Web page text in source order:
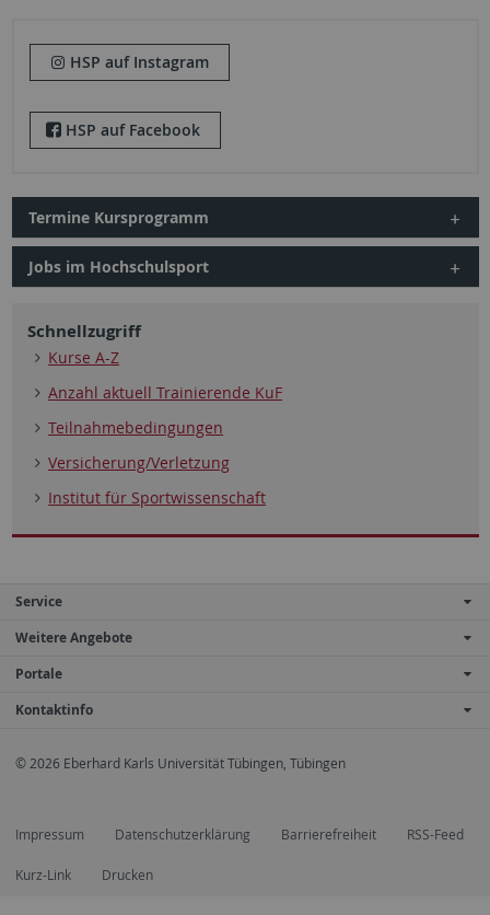
HSP auf Instagram
HSP auf Facebook
Termine Kursprogramm
Jobs im Hochschulsport
Schnellzugriff
Kurse A-Z
Anzahl aktuell Trainierende KuF
Teilnahmebedingungen
Versicherung/Verletzung
Institut für Sportwissenschaft
Service
Weitere Angebote
Portale
Kontaktinfo
© 2026 Eberhard Karls Universität Tübingen, Tübingen
Impressum Datenschutzerklärung Barrierefreiheit RSS-Feed
Kurz-Link Drucken